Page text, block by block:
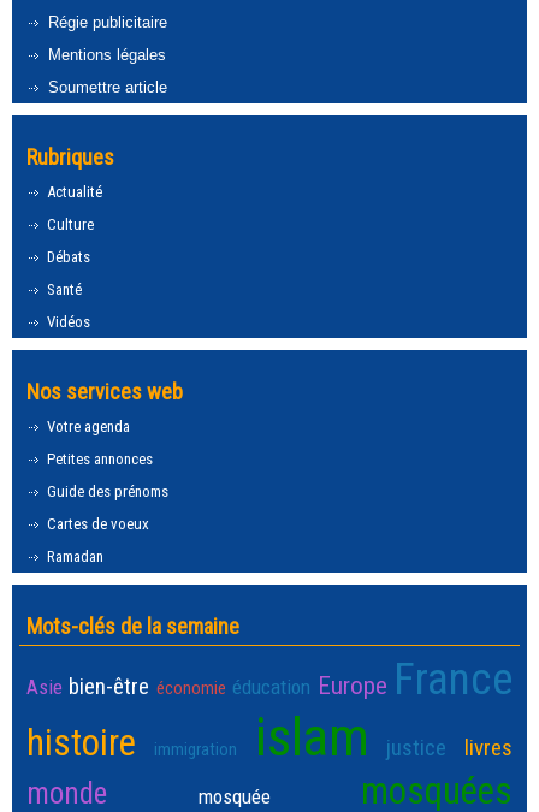
Régie publicitaire
Mentions légales
Soumettre article
Rubriques
Actualité
Culture
Débats
Santé
Vidéos
Nos services web
Votre agenda
Petites annonces
Guide des prénoms
Cartes de voeux
Ramadan
Mots-clés de la semaine
Asie bien-être économie éducation Europe France
histoire immigration islam justice livres
monde mosquée mosquées